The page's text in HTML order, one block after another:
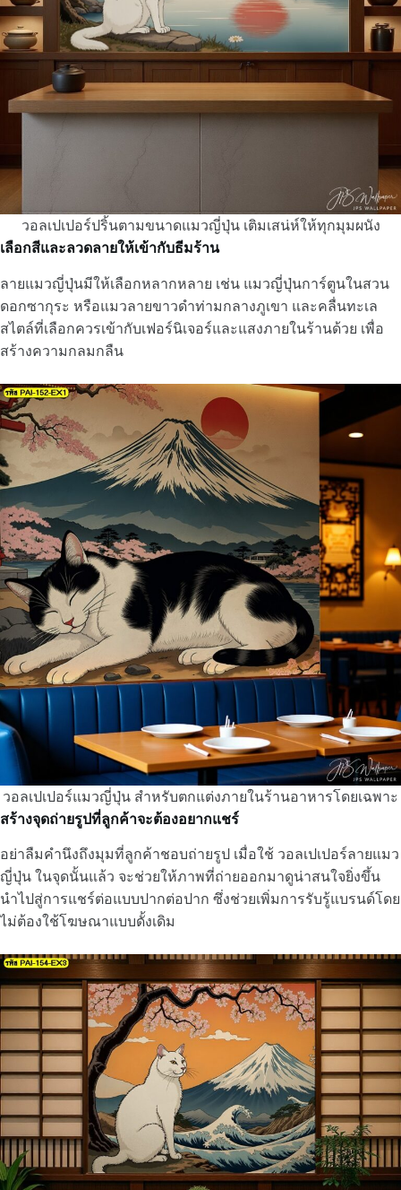
วอลเปเปอร์ปริ้นตามขนาดแมวญี่ปุ่น เติมเสน่ห์ให้ทุกมุมผนัง
เลือกสีและลวดลายให้เข้ากับธีมร้าน
ลายแมวญี่ปุ่นมีให้เลือกหลากหลาย เช่น แมวญี่ปุ่นการ์ตูนในสวน
ดอกซากุระ หรือแมวลายขาวดำท่ามกลางภูเขา และคลื่นทะเล
สไตล์ที่เลือกควรเข้ากับเฟอร์นิเจอร์และแสงภายในร้านด้วย เพื่อ
สร้างความกลมกลืน
วอลเปเปอร์แมวญี่ปุ่น สำหรับตกแต่งภายในร้านอาหารโดยเฉพาะ
สร้างจุดถ่ายรูปที่ลูกค้าจะต้องอยากแชร์
อย่าลืมคำนึงถึงมุมที่ลูกค้าชอบถ่ายรูป เมื่อใช้ วอลเปเปอร์ลายแมว
ญี่ปุ่น ในจุดนั้นแล้ว จะช่วยให้ภาพที่ถ่ายออกมาดูน่าสนใจยิ่งขึ้น
นำไปสู่การแชร์ต่อแบบปากต่อปาก ซึ่งช่วยเพิ่มการรับรู้แบรนด์โดย
ไม่ต้องใช้โฆษณาแบบดั้งเดิม